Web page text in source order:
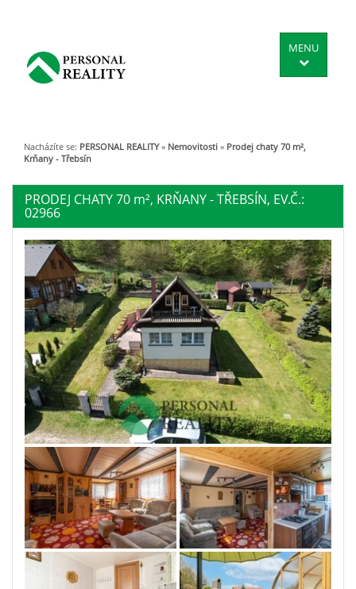
MENU
Nacházíte se: PERSONAL REALITY » Nemovitosti » Prodej chaty 70 m²,
Krňany - Třebsín
PRODEJ CHATY 70 m², KRŇANY - TŘEBSÍN, EV.Č.:
02966